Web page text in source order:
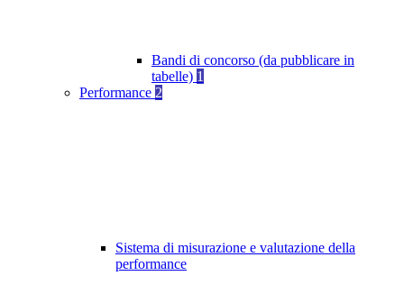
Bandi di concorso (da pubblicare in
tabelle) 1
Performance 2
Sistema di misurazione e valutazione della
performance